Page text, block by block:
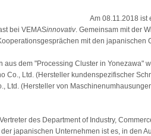
Am 08.11.2018
bei VEMASinnovativ. Gemeinsam mit der
mit den japanischen
aus dem "Processing Cluster in Yonezawa"
Co., Ltd. (Hersteller kundenspezifischer
Ltd. (Hersteller von
des Department of Industry,
japanischen Unternehmen ist es, in den